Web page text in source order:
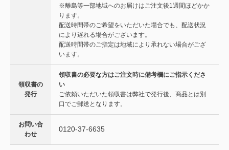
※離島等一部地域へのお届けはご注文後1週間ほどかか
ります。
配送時間帯のご希望をいただいた場合でも、配送状況
により遅れる場合がございます。
配送時間帯のご指定は地域により承れない場合がござ
います。
領収書の
発行
領収書の必要な方はご注文時に備考欄にご指示くださ
い
ご依頼いただいた領収書は弊社で発行後、商品とは別
口でご郵送となります。
お問い合
わせ
0120-37-6635